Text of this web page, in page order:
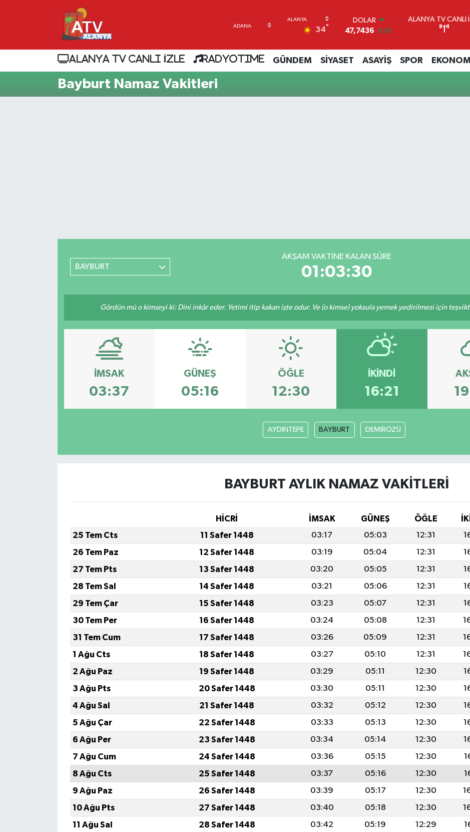
34°
DOLAR
47,7436 0.18
55,2510 0.32
STERLİN
64,4811 0.38
ALANYA TV CANLI
ALANYA TV CANLI İZLE RADYOTIME GÜNDEM SİYASET ASAYİŞ SPOR EKONOMİ
Bayburt Namaz Vakitleri
BAYBURT
AKŞAM VAKTINE KALAN SÜRE
01:03:30
Gördün mü o kimseyi ki: Dini inkâr eder. Yetimi itip kakan işte odur. Ve (o kimse) yoksula yemek yedirilmesi için
İMSAK
03:37
GÜNEŞ
05:16
ÖĞLE
12:30
İKINDI
16:21
AYDINTEPE BAYBURT DEMİRÖZÜ
BAYBURT AYLIK NAMAZ VAKITLERI
HİCRİ İMSAK GÜNEŞ ÖĞLE
25 Tem Cts
11 Safer 1448 03:17 05:03 12:31
26 Tem Paz
12 Safer 1448 03:19 05:04 12:31
27 Tem Pts
13 Safer 1448 03:20 05:05 12:31
28 Tem Sal
14 Safer 1448 03:21 05:06 12:31
29 Tem Çar
15 Safer 1448 03:23 05:07 12:31
30 Tem Per
16 Safer 1448 03:24 05:08 12:31
31 Tem Cum
17 Safer 1448 03:26 05:09 12:31
1 Ağu Cts
18 Safer 1448 03:27 05:10 12:31
2 Ağu Paz
19 Safer 1448 03:29 05:11 12:30
3 Ağu Pts
20 Safer 1448 03:30 05:11 12:30
4 Ağu Sal
21 Safer 1448 03:32 05:12 12:30
5 Ağu Çar
22 Safer 1448 03:33 05:13 12:30
6 Ağu Per
23 Safer 1448 03:34 05:14 12:30
7 Ağu Cum
24 Safer 1448 03:36 05:15 12:30
8 Ağu Cts
25 Safer 1448 03:37 05:16 12:30
9 Ağu Paz
26 Safer 1448 03:39 05:17 12:30
10 Ağu Pts
27 Safer 1448 03:40 05:18 12:30
11 Ağu Sal
28 Safer 1448 03:42 05:19 12:29